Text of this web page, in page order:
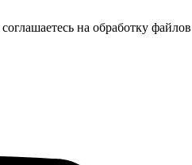
на обработку